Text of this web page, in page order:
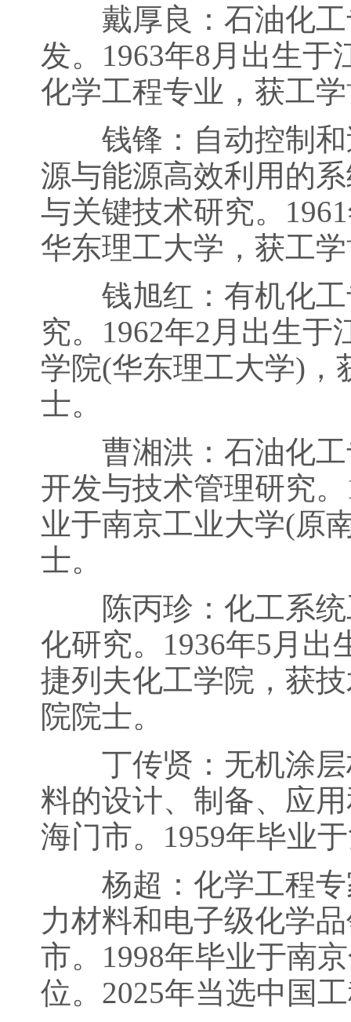
戴厚良：石油化工
发。1963年8月出生于
化学工程专业，获工
钱锋：自动控制和
源与能源高效利用的
与关键技术研究。
华东理工大学，获工
钱旭红：有机化工
究。1962年2月出生于
学院(华东理工大学)，
士。
曹湘洪：石油化工
开发与技术管理研究
业于南京工业大学(原
士。
陈丙珍：化工系统
化研究。1936年5月出
捷列夫化工学院，获
院院士。
丁传贤：无机涂层
料的设计、制备、应
海门市。1959年毕业
杨超：化学工程专
力材料和电子级化学
市。1998年毕业于南
位。2025年当选中国